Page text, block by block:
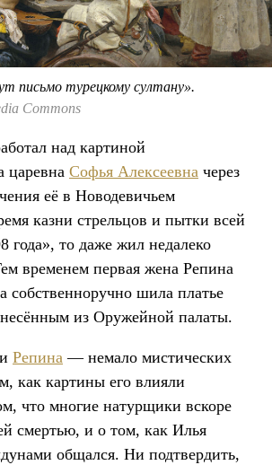
письмо турецкому султану».
Commons
над картиной
царевна Софья Алексеевна через
её в Новодевичьем
казни стрельцов и пытки всей
года», то даже жил недалеко
временем первая жена Репина
собственноручно шила платье
из Оружейной палаты.
Репина — немало мистических
как картины его влияли
что многие натурщики вскоре
смертью, и о том, как Илья
общался. Ни подтвердить,